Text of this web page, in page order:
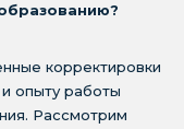
корректировки
опыту работы
Рассмотрим